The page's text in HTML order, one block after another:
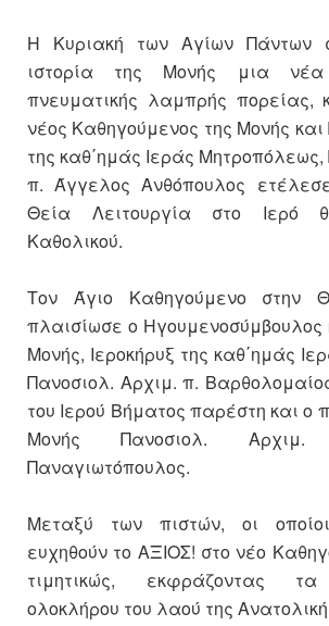
Η Κυριακή των Αγίων Πάντων
ιστορία της Μονής μια
πνευματικής λαμπρής πορείας,
νέος Καθηγούμενος της Μονής
της καθ΄ημάς Ιεράς
π. Άγγελος Ανθόπουλος
Θεία Λειτουργία στο Ιερό
Καθολικού.
Τον Άγιο Καθηγούμενο στην
πλαισίωσε ο
Μονής, Ιεροκήρυξ της καθ΄ημάς
Πανοσιολ. Αρχιμ. π.
του Ιερού Βήματος παρέστη και ο
Μονής Πανοσιολ.
Παναγιωτόπουλος.
Μεταξύ των πιστών, οι
ευχηθούν το ΑΞΙΟΣ! στο νέο
τιμητικώς, εκφράζοντας τα
ολοκλήρου του λαού της